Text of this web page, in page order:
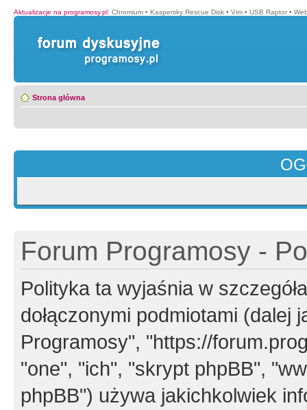
Aktualizacje na programosy.pl: Chromium • Kaspersky Rescue Disk • Vim • USB Raptor •
Strona główna
Forum Programosy -
Polityka ta wyjaśnia w
dołączonymi podmiotami (dalej
Programosy", "https://
"one", "ich", "skrypt phpBB",
phpBB") używa jakichkolwiek